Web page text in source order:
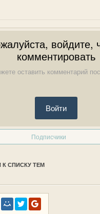
войдите,
комментировать
оставить комментарий
Войти
Подписчики
К СПИСКУ ТЕМ